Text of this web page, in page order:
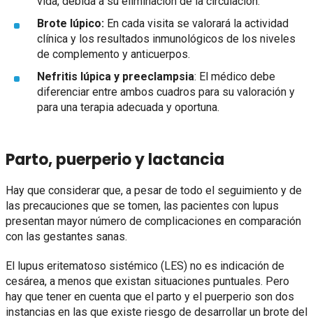
Brote lúpico: En cada visita se valorará la actividad
clínica y los resultados inmunológicos de los niveles
de complemento y anticuerpos.
Nefritis lúpica y preeclampsia: El médico debe
diferenciar entre ambos cuadros para su valoración y
para una terapia adecuada y oportuna.
Parto, puerperio y lactancia
Hay que considerar que, a pesar de todo el seguimiento y de
las precauciones que se tomen, las pacientes con lupus
presentan mayor número de complicaciones en comparación
con las gestantes sanas.
El lupus eritematoso sistémico (LES) no es indicación de
cesárea, a menos que existan situaciones puntuales. Pero
hay que tener en cuenta que el parto y el puerperio son dos
instancias en las que existe riesgo de desarrollar un brote del